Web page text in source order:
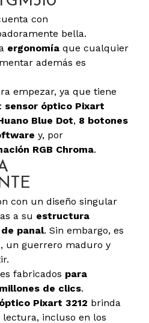
con
bella.
ergonomía que cualquier
además es
empezar, ya que tiene
sensor óptico Pixart
Blue Dot, 8 botones
y, por
RGB Chroma.
con un diseño singular
a su estructura
panal. Sin embargo, es
un guerrero maduro y
fabricados para
de clics.
Pixart 3212 brinda
incluso en los